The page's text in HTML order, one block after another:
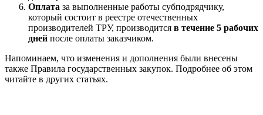
Оплата за выполненные работы субподрядчику,
который состоит в реестре отечественных
производителей ТРУ, производится в течение 5 рабочих
дней после оплаты заказчиком.
Напоминаем, что изменения и дополнения были внесены
также Правила государственных закупок. Подробнее об этом
читайте в других статьях.